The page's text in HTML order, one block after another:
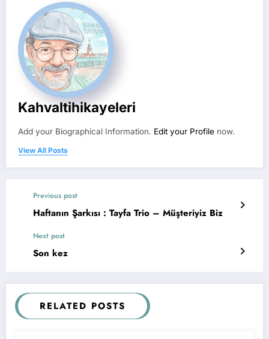
Kahvaltihikayeleri
Add your Biographical Information. Edit your Profile now.
View All Posts
Previous post
Haftanın Şarkısı : Tayfa Trio – Müşteriyiz Biz
Next post
Son kez
RELATED POSTS